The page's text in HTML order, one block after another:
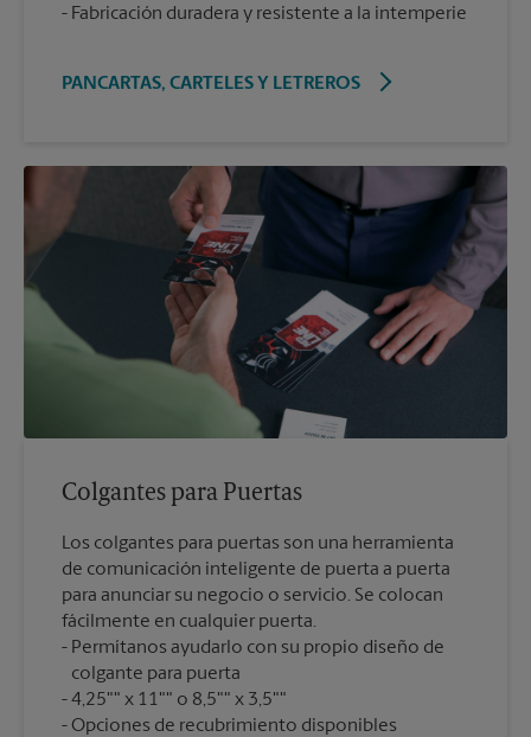
Fabricación duradera y resistente a la intemperie
PANCARTAS, CARTELES Y LETREROS
Colgantes para Puertas
Los colgantes para puertas son una herramienta
de comunicación inteligente de puerta a puerta
para anunciar su negocio o servicio. Se colocan
fácilmente en cualquier puerta.
Permítanos ayudarlo con su propio diseño de
colgante para puerta
4,25"" x 11"" o 8,5"" x 3,5""
Opciones de recubrimiento disponibles